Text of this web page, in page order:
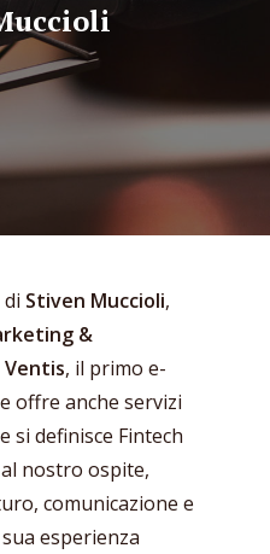
Stiven Muccioli,
&
Ventis, il primo e-
offre anche servizi
si definisce Fintech
nostro ospite,
comunicazione e
esperienza